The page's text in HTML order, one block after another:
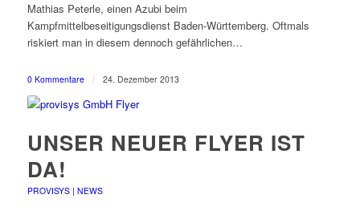
Mathias Peterle, einen Azubi beim
Kampfmittelbeseitigungsdienst Baden-Württemberg. Oftmals
riskiert man in diesem dennoch gefährlichen…
0 Kommentare / 24. Dezember 2013
UNSER NEUER FLYER IST
DA!
PROVISYS | NEWS